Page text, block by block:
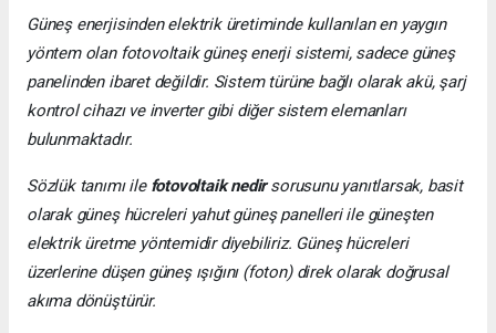
Güneş enerjisinden elektrik üretiminde kullanılan en yaygın
yöntem olan fotovoltaik güneş enerji sistemi, sadece güneş
panelinden ibaret değildir. Sistem türüne bağlı olarak akü, şarj
kontrol cihazı ve inverter gibi diğer sistem elemanları
bulunmaktadır.
Sözlük tanımı ile fotovoltaik nedirsorusunu yanıtlarsak, basit
olarak güneş hücreleri yahut güneş panelleri ile güneşten
elektrik üretme yöntemidir diyebiliriz. Güneş hücreleri
üzerlerine düşen güneş ışığını (foton) direk olarak doğrusal
akıma dönüştürür.